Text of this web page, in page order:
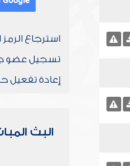
استرجاع
تسجيل عضو
إعادة تفعيل
البث